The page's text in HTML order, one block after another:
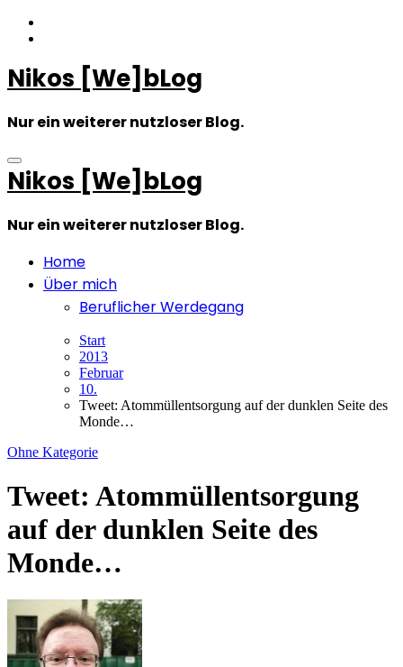
Zum
Inhalt
Nikos [We]bLog
Nur ein weiterer nutzloser Blog.
Nikos [We]bLog
Nur ein weiterer nutzloser Blog.
Home
Über mich
Beruflicher Werdegang
Start
2013
Februar
10.
Tweet: Atommüllentsorgung auf der dunklen Seite des
Monde…
Ohne Kategorie
Tweet: Atommüllentsorgung
auf der dunklen Seite des
Monde…